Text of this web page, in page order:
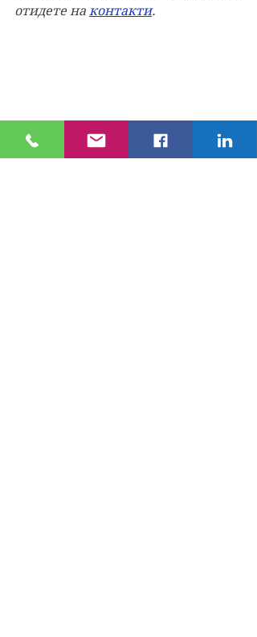
отидете на контакти.
Кодекс на трудаработник или служител
работодател
трудов договорпрекратяване